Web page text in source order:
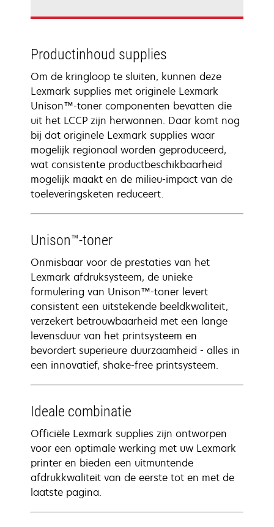
Productinhoud supplies
Om de kringloop te sluiten, kunnen deze
Lexmark supplies met originele Lexmark
Unison™-toner componenten bevatten die
uit het LCCP zijn herwonnen. Daar komt nog
bij dat originele Lexmark supplies waar
mogelijk regionaal worden geproduceerd,
wat consistente productbeschikbaarheid
mogelijk maakt en de milieu-impact van de
toeleveringsketen reduceert.
Unison™-toner
Onmisbaar voor de prestaties van het
Lexmark afdruksysteem, de unieke
formulering van Unison™-toner levert
consistent een uitstekende beeldkwaliteit,
verzekert betrouwbaarheid met een lange
levensduur van het printsysteem en
bevordert superieure duurzaamheid - alles in
een innovatief, shake-free printsysteem.
Ideale combinatie
Officiële Lexmark supplies zijn ontworpen
voor een optimale werking met uw Lexmark
printer en bieden een uitmuntende
afdrukkwaliteit van de eerste tot en met de
laatste pagina.